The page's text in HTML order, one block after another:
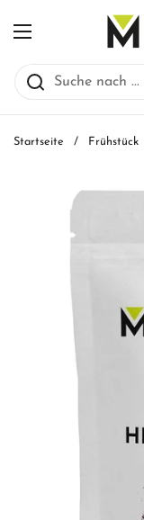
Menü öffnen
Startseite / Frühstück